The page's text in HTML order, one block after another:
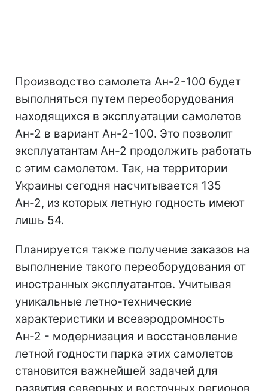
Производство самолета Ан-2-100 будет
выполняться путем переоборудования
находящихся в эксплуатации самолетов
Ан-2 в вариант Ан-2-100. Это позволит
эксплуатантам Ан-2 продолжить работать
с этим самолетом. Так, на территории
Украины сегодня насчитывается 135
Ан-2, из которых летную годность имеют
лишь 54.
Планируется также получение заказов на
выполнение такого переоборудования от
иностранных эксплуатантов. Учитывая
уникальные летно-технические
характеристики и всеаэродромность
Ан-2 - модернизация и восстановление
летной годности парка этих самолетов
становится важнейшей задачей для